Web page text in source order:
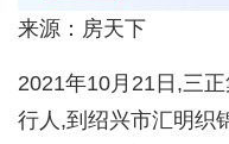
来源：房天下
2021年10月21日,三
行人,到绍兴市汇明织